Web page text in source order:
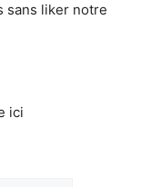
sans liker notre
ici